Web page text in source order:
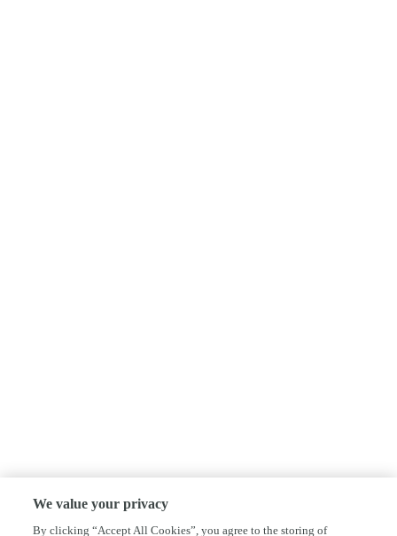
We value your privacy
By clicking “Accept All Cookies”, you agree to the storing of